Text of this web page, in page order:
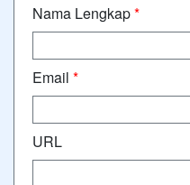
Nama Lengkap*
Email *
URL